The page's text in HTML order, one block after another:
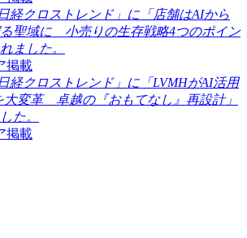
日経クロストレンド」に「店舗はAIから
る聖域に 小売りの生存戦略4つのポイン
ました。
掲載
日経クロストレンド」に「LVMHがAI活用
大変革 卓越の『おもてなし』再設計」
た。
掲載